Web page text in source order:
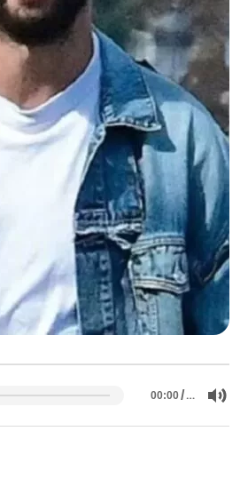
00:00/…